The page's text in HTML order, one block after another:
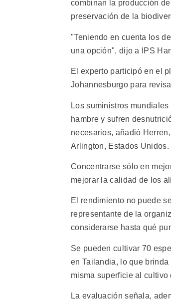
combinan la producción
preservación de la
"Teniendo en cuenta los
una opción", dijo a IPS
El experto participó en el
Johannesburgo para
Los suministros
hambre y sufren
necesarios, añadió
Arlington, Estados Unidos.
Concentrarse sólo en
mejorar la calidad de los
El rendimiento no puede
representante de la
considerarse hasta qué
Se pueden cultivar 70
en Tailandia, lo que
misma superficie al
La evaluación señala,